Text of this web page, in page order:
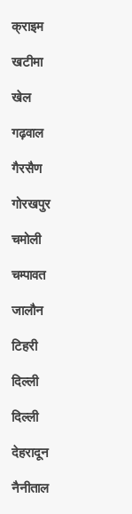
क्राइम
खटीमा
खेल
गढ़वाल
गैरसैण
गोरखपुर
चमोली
चम्पावत
जालौन
टिहरी
दिल्ली
दिल्ली
देहरादून
नैनीताल